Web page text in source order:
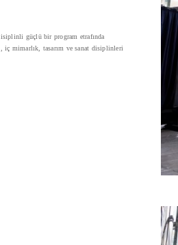
güçlü bir program etrafında
iç mimarlık, tasarım ve sanat disiplinleri